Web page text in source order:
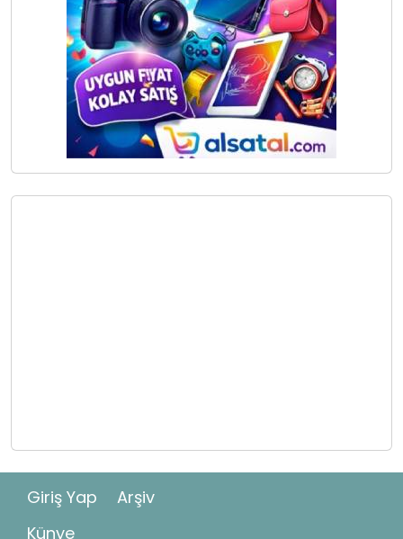
Giriş Yap
Arşiv
Künye